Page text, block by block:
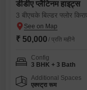
डीडीए प्लैटिनम हाइट्स
3 बीएचके बिल्डर फ्लोर
₹ 50,000 / प्रति महीने
Config
3 BHK + 3 Bath
Additional Spaces
एक्स्ट्रा रूम